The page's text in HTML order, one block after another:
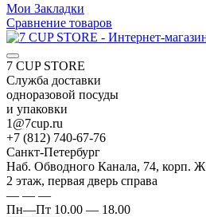
Мои Закладки
Сравнение товаров
7 CUP STORE
Служба доставки
одноразовой посуды
и упаковки
1@7cup.ru
+7 (812) 740-67-76
Санкт-Петербург
Наб. Обводного Канала, 74, корп. Ж
2 этаж, первая дверь справа
— — —
Пн—Пт 10.00 — 18.00